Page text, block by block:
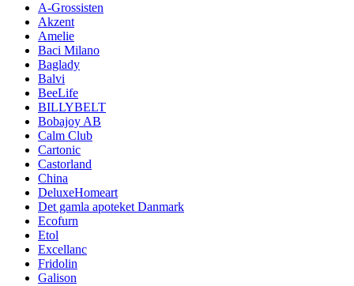
A-Grossisten
Akzent
Amelie
Baci Milano
Baglady
Balvi
BeeLife
BILLYBELT
Bobajoy AB
Calm Club
Cartonic
Castorland
China
DeluxeHomeart
Det gamla apoteket Danmark
Ecofurn
Etol
Excellanc
Fridolin
Galison